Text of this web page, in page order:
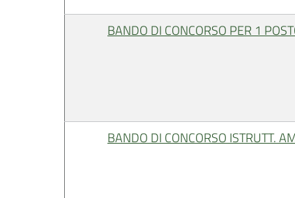
BANDO DI CONCORSO PER 1
BANDO DI CONCORSO ISTRUTT.